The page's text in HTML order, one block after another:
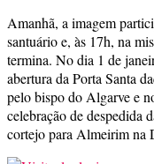
Amanhã, a imagem
santuário e, às 17h, na
termina. No dia 1 de
abertura da Porta Santa
pelo bispo do Algarve e
celebração de despedida
cortejo para Almeirim na